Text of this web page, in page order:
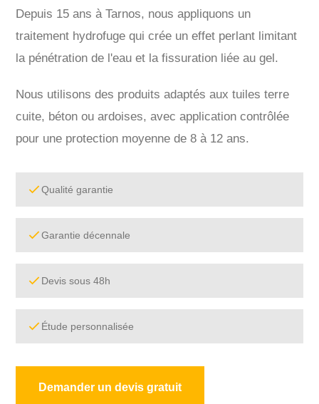
Depuis 15 ans à Tarnos, nous appliquons un
traitement hydrofuge qui crée un effet perlant limitant
la pénétration de l'eau et la fissuration liée au gel.
Nous utilisons des produits adaptés aux tuiles terre
cuite, béton ou ardoises, avec application contrôlée
pour une protection moyenne de 8 à 12 ans.
Qualité garantie
Garantie décennale
Devis sous 48h
Étude personnalisée
Demander un devis gratuit